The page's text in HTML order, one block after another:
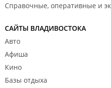
Справочные, оперативные и
САЙТЫ ВЛАДИВОСТОКА
Авто
Афиша
Кино
Базы отдыха